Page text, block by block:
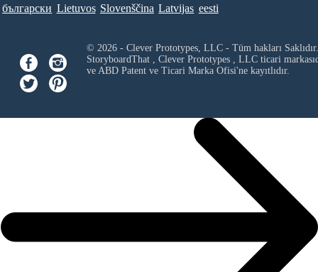
български Lietuvos Slovenščina Latvijas eesti
© 2026 - Clever Prototypes, LLC - Tüm hakları Saklıdır.
StoryboardThat , Clever Prototypes , LLCticari
ve ABD Patent ve Ticari Marka Ofisi'ne kayıtlıdır.